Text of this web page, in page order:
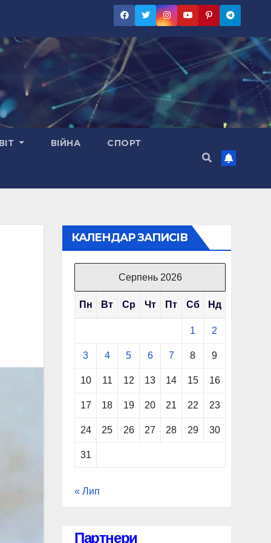
ВІЙНА СПОРТ
КАЛЕНДАР ЗАПИСІВ
Серпень 2026
Пн Вт Ср Чт Пт Сб Нд
1 2
3 4 5 6 7 8 9
10 11 12 13 14 15 16
17 18 19 20 21 22 23
24 25 26 27 28 29 30
31
« Лип
Партнери